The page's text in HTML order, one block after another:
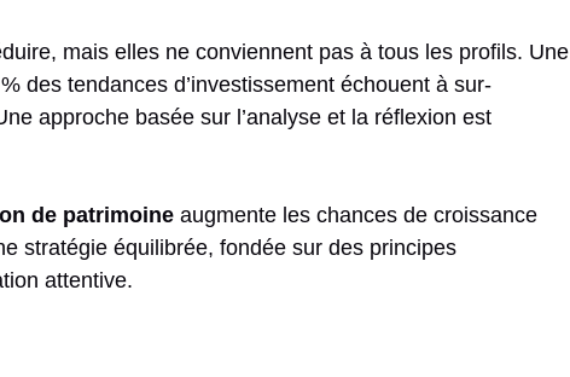
mais elles ne conviennent pas à tous les profils. Une
des tendances d’investissement échouent à sur-
approche basée sur l’analyse et la réflexion est
de patrimoine augmente les chances de croissance
stratégie équilibrée, fondée sur des principes
attentive.